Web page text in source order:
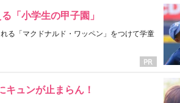
「小学生の甲子園」
る「マクドナルド・ワッペン」をつけて学童
キュンが止まらん！